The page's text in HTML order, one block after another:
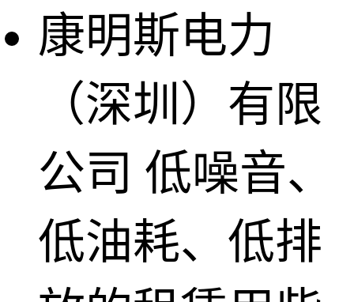
康明斯电力
（深圳）有限
公司 低噪音、
低油耗、低排